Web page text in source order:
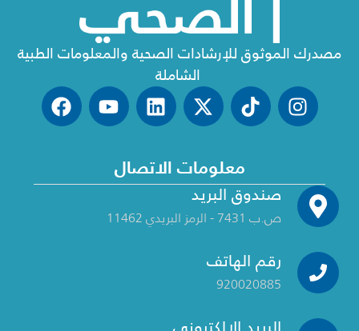
معلومات الاتصال
صندوق البريد
ص.ب 7431 - الرمز البريدي 11462
رقم الهاتف
920020885
مصدرك الموثوق للإرشادات الصحية والمعلومات الطبية